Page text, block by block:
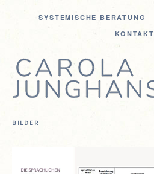
SYS­TE­MI­SCHE BERATUNG
KON­TAKT
BILDER